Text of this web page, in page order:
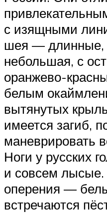
с изящными
шея — длинные,
небольшая, с
оранжево-
белым
вытянутых
имеется загиб,
маневрировать
Ноги у русских
и совсем
оперения —
встречаются